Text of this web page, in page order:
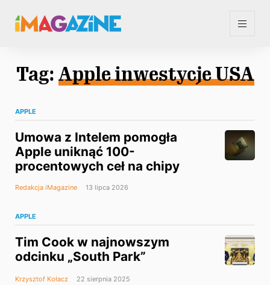
Tag: Apple inwestycje USA
APPLE
Umowa z Intelem pomogła
Apple uniknąć 100-
procentowych ceł na chipy
Redakcja iMagazine 13 lipca 2026
APPLE
Tim Cook w najnowszym
odcinku „South Park”
Krzysztof Kołacz 22 sierpnia 2025